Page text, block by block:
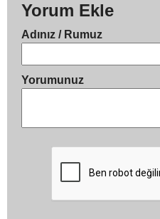
Yorum Ekle
Adınız / Rumuz
Yorumunuz